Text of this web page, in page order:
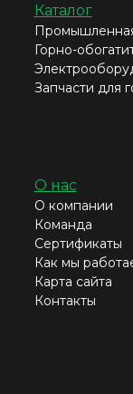
Каталог
Горно-
Запчасти для
О нас
О компании
Команда
Сертификаты
Как мы
Карта сайта
Контакты